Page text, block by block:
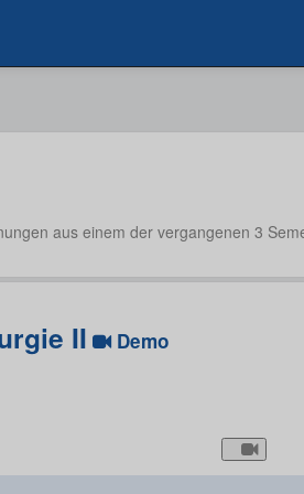
aus einem der vergangenen 3
II Demo